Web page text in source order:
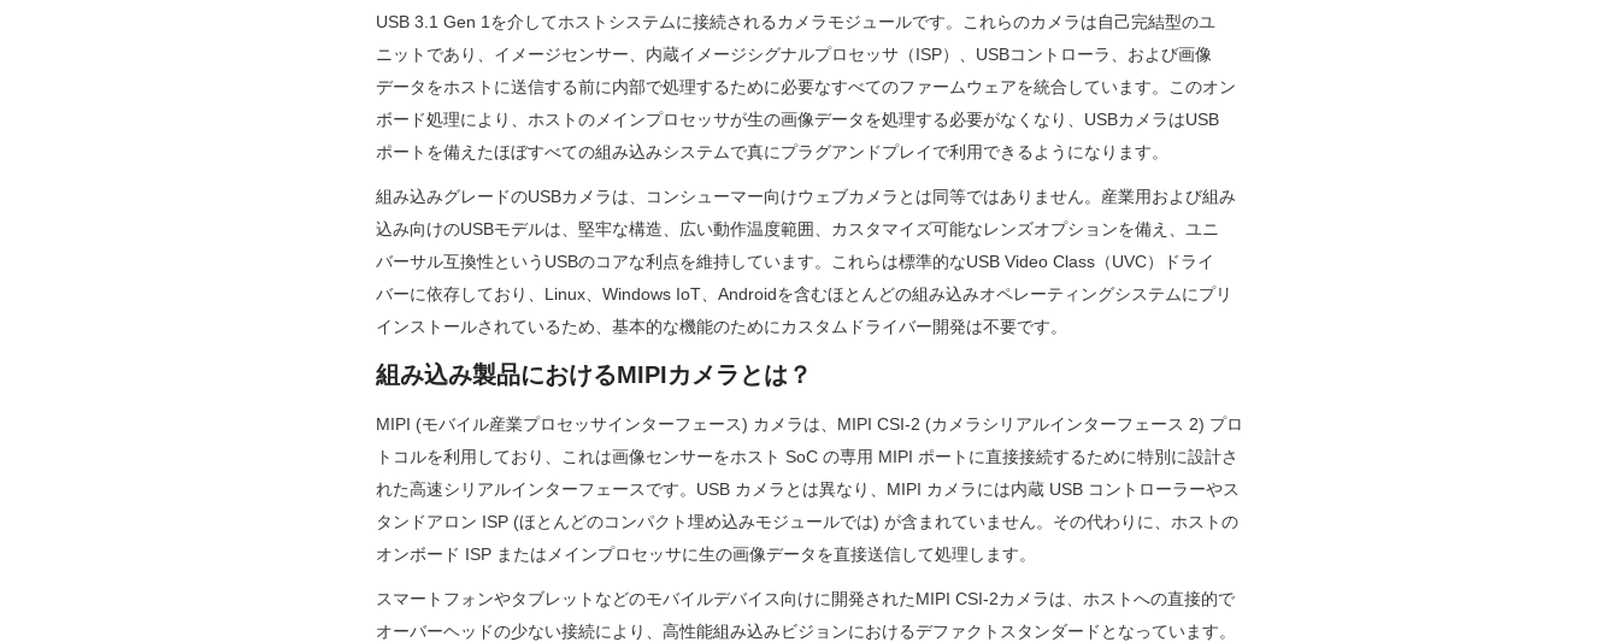
USB 3.1 Gen 1を介してホストシステムに接続されるカメラモジュールです。これらのカメラは自己完結型のユ
ニットであり、イメージセンサー、内蔵イメージシグナルプロセッサ（ISP）、USBコントローラ、および画像
データをホストに送信する前に内部で処理するために必要なすべてのファームウェアを統合しています。このオン
ボード処理により、ホストのメインプロセッサが生の画像データを処理する必要がなくなり、USBカメラはUSB
ポートを備えたほぼすべての組み込みシステムで真にプラグアンドプレイで利用できるようになります。
組み込みグレードのUSBカメラは、コンシューマー向けウェブカメラとは同等ではありません。産業用および組み
込み向けのUSBモデルは、堅牢な構造、広い動作温度範囲、カスタマイズ可能なレンズオプションを備え、ユニ
バーサル互換性というUSBのコアな利点を維持しています。これらは標準的なUSB Video Class（UVC）ドライ
バーに依存しており、Linux、Windows IoT、Androidを含むほとんどの組み込みオペレーティングシステムにプリ
インストールされているため、基本的な機能のためにカスタムドライバー開発は不要です。
組み込み製品におけるMIPIカメラとは？
MIPI (モバイル産業プロセッサインターフェース) カメラは、MIPI CSI-2 (カメラシリアルインターフェース 2) プロ
トコルを利用しており、これは画像センサーをホスト SoC の専用 MIPI ポートに直接接続するために特別に設計さ
れた高速シリアルインターフェースです。USB カメラとは異なり、MIPI カメラには内蔵 USB コントローラーやス
タンドアロン ISP (ほとんどのコンパクト埋め込みモジュールでは) が含まれていません。その代わりに、ホストの
オンボード ISP またはメインプロセッサに生の画像データを直接送信して処理します。
スマートフォンやタブレットなどのモバイルデバイス向けに開発されたMIPI CSI-2カメラは、ホストへの直接的で
オーバーヘッドの少ない接続により、高性能組み込みビジョンにおけるデファクトスタンダードとなっています。